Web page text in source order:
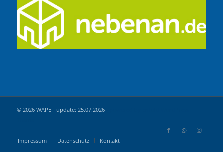
© 2026 WAPE - update: 25.07.2026 -
Impressum Datenschutz Kontakt